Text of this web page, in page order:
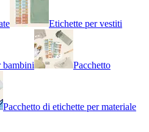
Etichette per vestiti
bambini Pacchetto
Pacchetto di etichette per materiale